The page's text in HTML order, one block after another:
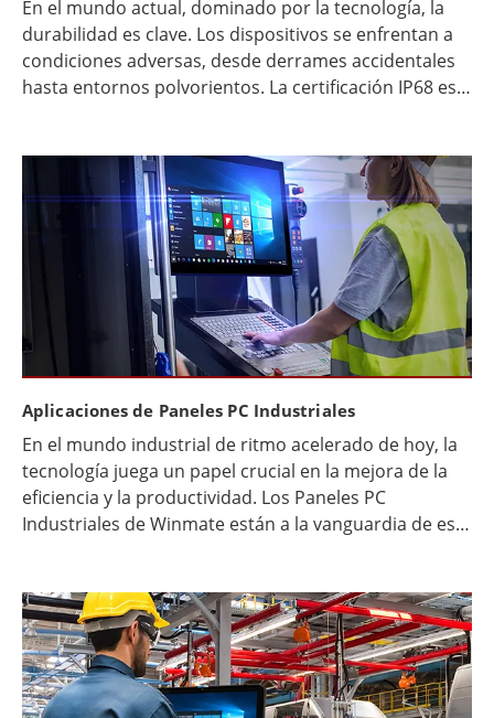
En el mundo actual, dominado por la tecnología, la
durabilidad es clave. Los dispositivos se enfrentan a
condiciones adversas, desde derrames accidentales
hasta entornos polvorientos. La certificación IP68 es
Esta certificación es crucial para quienes confían en
ordenadores portátiles y smartphones robustos, ya
que garantiza la resistencia de los dispositivos a las
inclemencias del tiempo. Tanto los aficionados al aire
libre como los profesionales se benefician de los
dispositivos con certificación IP68. Estos dispositivos
prometen fiabilidad en entornos impredecibles.
Descubra por qué la certificación IP68 es esencial
para sus dispositivos. Descubra cómo mejora la
durabilidad y prolonga la vida útil de sus dispositivos
electrónicos.
Aplicaciones de Paneles PC Industriales
En el mundo industrial de ritmo acelerado de hoy, la
tecnología juega un papel crucial en la mejora de la
eficiencia y la productividad. Los Paneles PC
Industriales de Winmate están a la vanguardia de esta
mientras ofrecen un rendimiento de primer nivel.